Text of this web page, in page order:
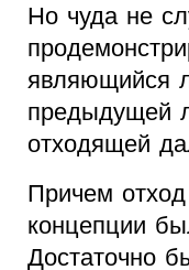
Но чуда не
являющийся
предыдущей
отходящей
Причем
концепции
Достаточно